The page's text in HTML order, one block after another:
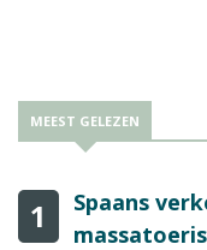
MEEST GELEZEN
1
Spaans